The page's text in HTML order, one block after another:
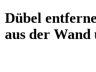
Dübel
aus der